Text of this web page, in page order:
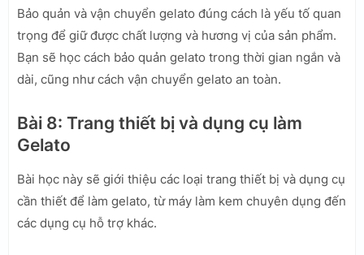
Bảo quản và vận chuyển gelato đúng cách là yếu tố quan
trọng để giữ được chất lượng và hương vị của sản phẩm.
Bạn sẽ học cách bảo quản gelato trong thời gian ngắn và
dài, cũng như cách vận chuyển gelato an toàn.
Bài 8: Trang thiết bị và dụng cụ làm
Gelato
Bài học này sẽ giới thiệu các loại trang thiết bị và dụng cụ
cần thiết để làm gelato, từ máy làm kem chuyên dụng đến
các dụng cụ hỗ trợ khác.